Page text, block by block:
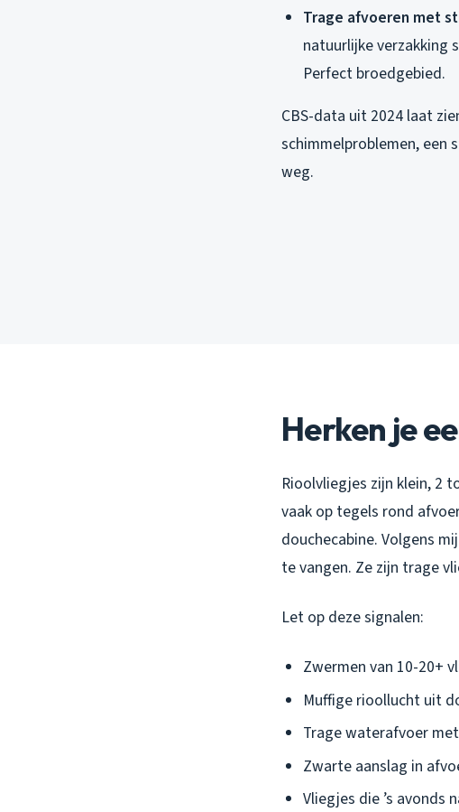
Trage afvoeren met
natuurlijke verzakking
Perfect broedgebied.
CBS-data uit 2024 laat
schimmelproblemen, een
weg.
Herken je
Rioolvliegjes zijn klein, 2
vaak op tegels rond
douchecabine. Volgens
te vangen. Ze zijn trage
Let op deze signalen:
Zwermen van 10-20+
Muffige rioollucht uit
Trage waterafvoer
Zwarte aanslag in
Vliegjes die ’s avonds